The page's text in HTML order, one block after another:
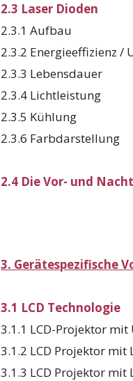
2.3 Laser Dioden
2.3.1 Aufbau
2.3.2 Energieeffizienz /
2.3.3 Lebensdauer
2.3.4 Lichtleistung
2.3.5 Kühlung
2.3.6 Farbdarstellung
2.4 Die Vor- und
3. Gerätespezifische
3.1 LCD Technologie
3.1.1 LCD-Projektor
3.1.2 LCD Projektor mit
3.1.3 LCD Projektor